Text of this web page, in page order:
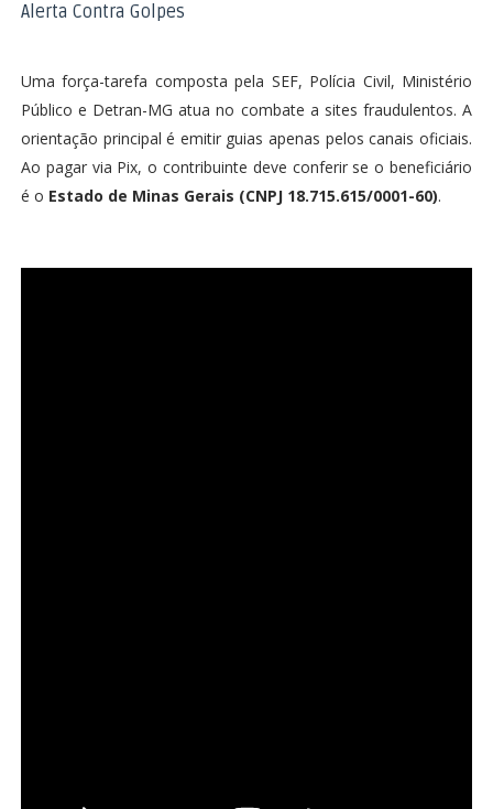
Alerta Contra Golpes
Uma força-tarefa composta pela SEF, Polícia Civil, Ministério
Público e Detran-MG atua no combate a sites fraudulentos. A
orientação principal é emitir guias apenas pelos canais oficiais.
Ao pagar via Pix, o contribuinte deve conferir se o beneficiário
é o Estado de Minas Gerais (CNPJ 18.715.615/0001-60).